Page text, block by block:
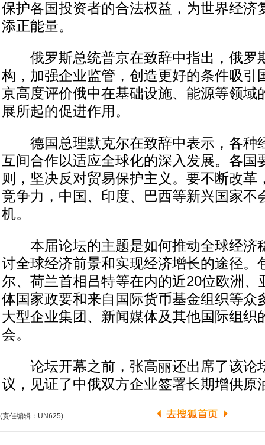
保护各国投资者的合法权益，为世界经济
添正能量。
俄罗斯总统普京在致辞中指出，俄罗
构，加强企业监管，创造更好的条件吸引
京高度评价俄中在基础设施、能源等领域
展所起的促进作用。
德国总理默克尔在致辞中表示，各种
互间合作以适应全球化的深入发展。各国
则，坚决反对贸易保护主义。要不断改革
竞争力，中国、印度、巴西等新兴国家不
机。
本届论坛的主题是如何推动全球经济
讨全球经济前景和实现经济增长的途径。
尔、荷兰首相吕特等在内的近20位欧洲、
体国家政要和来自国际货币基金组织等众
大型企业集团、新闻媒体及其他国际组织
会。
论坛开幕之前，张高丽还出席了该论
议，见证了中俄双方企业签署长期增供原
(责任编辑：UN625)